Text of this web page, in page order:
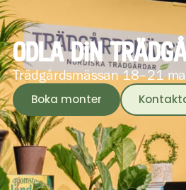
Odla din
Trädgårdsmässan 18–21
Boka monter